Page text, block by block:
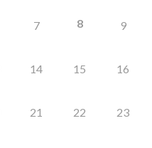
7 8 9
14 15 16
21 22 23